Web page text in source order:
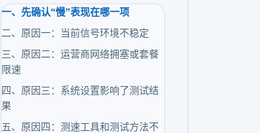
一、先确认“慢”表现在哪一项
二、原因一：当前信号环境不稳定
三、原因二：运营商网络拥塞或套餐
限速
四、原因三：系统设置影响了测试结
果
五、原因四：测速工具和测试方法不